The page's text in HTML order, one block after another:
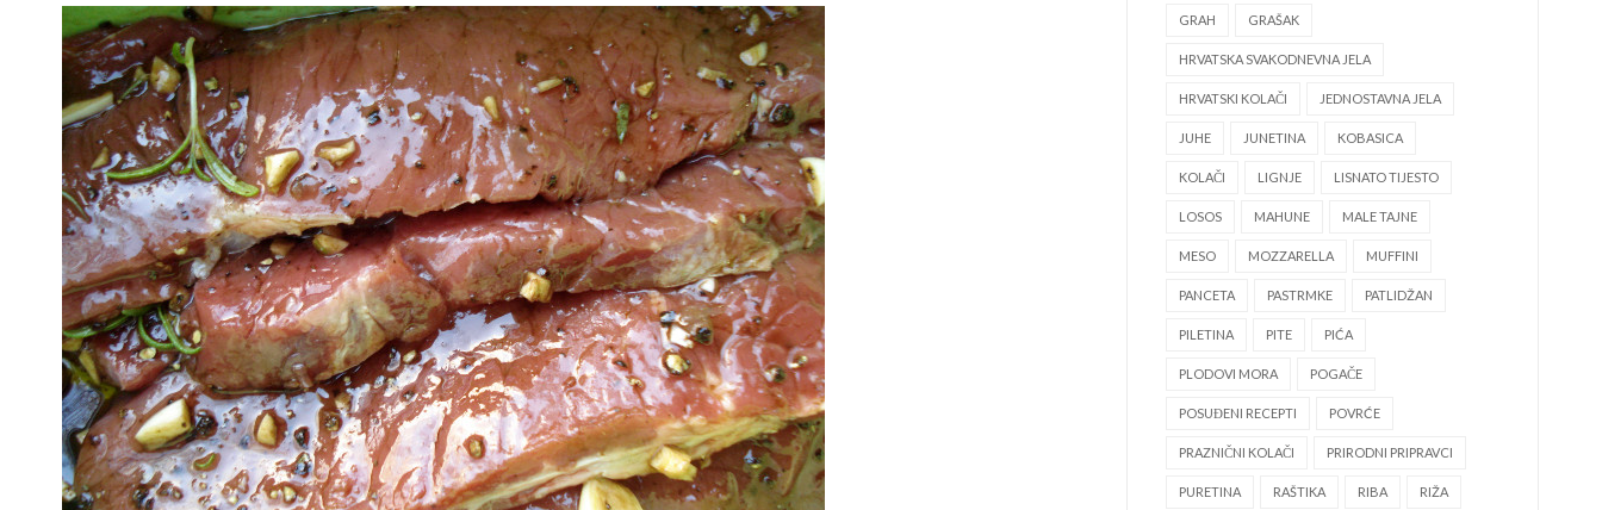
GRAH GRAŠAK
HRVATSKA SVAKODNEVNA JELA
HRVATSKI KOLAČI JEDNOSTAVNA JELA
JUHE JUNETINA KOBASICA
KOLAČI LIGNJE LISNATO TIJESTO
LOSOS MAHUNE MALE TAJNE
MESO MOZZARELLA MUFFINI
PANCETA PASTRMKE PATLIDŽAN
PILETINA PITE PIĆA
PLODOVI MORA POGAČE
POSUĐENI RECEPTI POVRĆE
PRAZNIČNI KOLAČI PRIRODNI PRIPRAVCI
PURETINA RAŠTIKA RIBA RIŽA